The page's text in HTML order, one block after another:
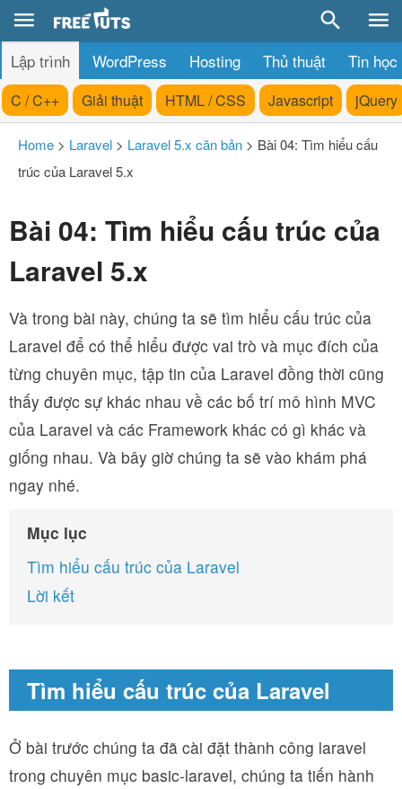
Lập trình WordPress Hosting Thủ thuật Tin học
C / C++ Giải thuật HTML / CSS Javascript jQuery
Home > Laravel > Laravel 5.x căn bản > Bài 04: Tìm hiểu cấu
trúc của Laravel 5.x
Bài 04: Tìm hiểu cấu trúc của
Laravel 5.x
Và trong bài này, chúng ta sẽ tìm hiểu cấu trúc của
Laravel để có thể hiểu được vai trò và mục đích của
từng chuyên mục, tập tin của Laravel đồng thời cũng
thấy được sự khác nhau về các bố trí mô hình MVC
của Laravel và các Framework khác có gì khác và
giống nhau. Và bây giờ chúng ta sẽ vào khám phá
ngay nhé.
Mục lục
Tìm hiểu cấu trúc của Laravel
Lời kết
Tìm hiểu cấu trúc của Laravel
Ở bài trước chúng ta đã cài đặt thành công laravel
trong chuyên mục basic-laravel, chúng ta tiến hành